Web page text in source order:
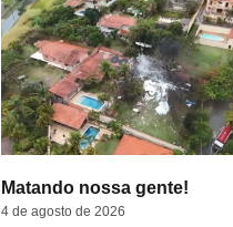
Matando nossa gente!
4 de agosto de 2026